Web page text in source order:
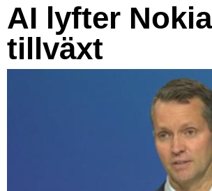
AI lyfter
tillväxt